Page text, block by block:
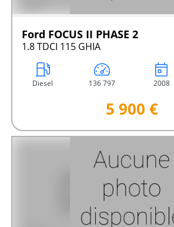
Ford FOCUS II PHASE 2
1.8 TDCI 115 GHIA
Diesel 136 797 2008
5 900 €